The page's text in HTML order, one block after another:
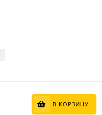
В КОРЗИНУ